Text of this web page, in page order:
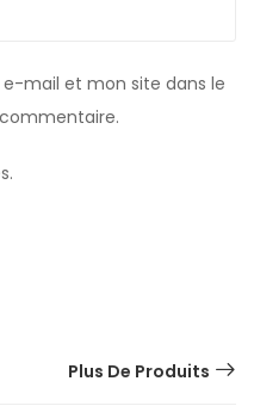
mail et mon site dans le
Plus De Produits